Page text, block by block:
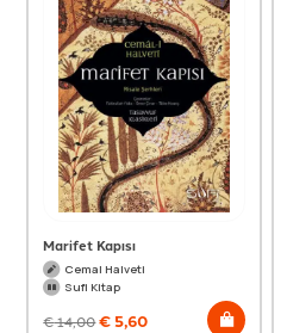
Marifet Kapısı
Cemal Halveti
Sufi Kitap
€14,00€ 5,60